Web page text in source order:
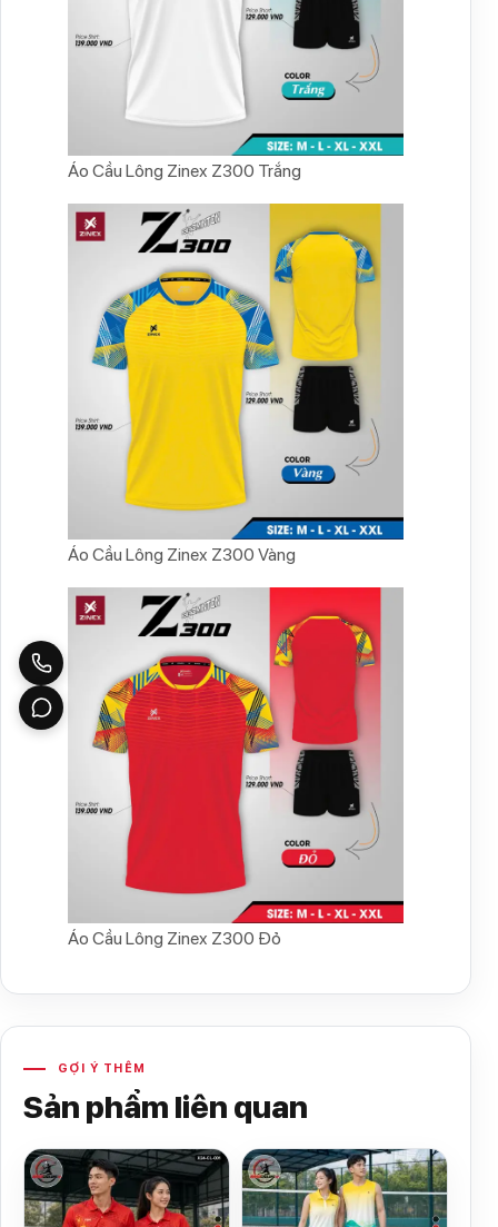
Áo Cầu Lông Zinex Z300 Trắng
Áo Cầu Lông Zinex Z300 Vàng
Áo Cầu Lông Zinex Z300 Đỏ
GỢI Ý THÊM
Sản phẩm liên quan